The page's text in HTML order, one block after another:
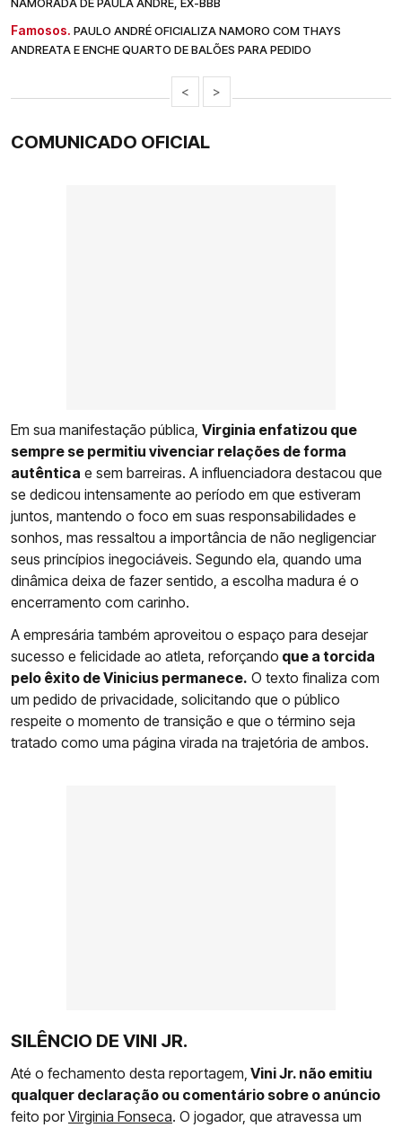
Famosos. PAULO ANDRÉ OFICIALIZA NAMORO COM THAYS
ANDREATA E ENCHE QUARTO DE BALÕES PARA PEDIDO
< >
COMUNICADO OFICIAL
Em sua manifestação pública, Virginia enfatizou que
sempre se permitiu vivenciar relações de forma
autêntica e sem barreiras. A influenciadora destacou que
se dedicou intensamente ao período em que estiveram
juntos, mantendo o foco em suas responsabilidades e
sonhos, mas ressaltou a importância de não negligenciar
seus princípios inegociáveis. Segundo ela, quando uma
dinâmica deixa de fazer sentido, a escolha madura é o
encerramento com carinho.
A empresária também aproveitou o espaço para desejar
sucesso e felicidade ao atleta, reforçando que a torcida
pelo êxito de Vinicius permanece. O texto finaliza com
um pedido de privacidade, solicitando que o público
respeite o momento de transição e que o término seja
tratado como uma página virada na trajetória de ambos.
SILÊNCIO DE VINI JR.
Até o fechamento desta reportagem, Vini Jr. não emitiu
qualquer declaração ou comentário sobre o anúncio
feito porVirginia Fonseca. O jogador, que atravessa um